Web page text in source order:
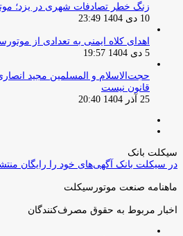
زنگ خطر تصادفات شهری در یزد؛
10 دی 1404 23:49
اهدای کلاه ایمنی به تعدادی از
5 دی 1404 19:57
حجت‌الاسلام و المسلمین مجید
قانون نیست
25 آذر 1404 20:40
سیکلت بانک
در سیکلت بانک آگهی‌های خود را رایگان
ماهنامه صنعت موتورسیکلت
اخبار مربوط به حقوق مصرف‌کنندگان